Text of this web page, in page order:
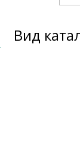
Вид